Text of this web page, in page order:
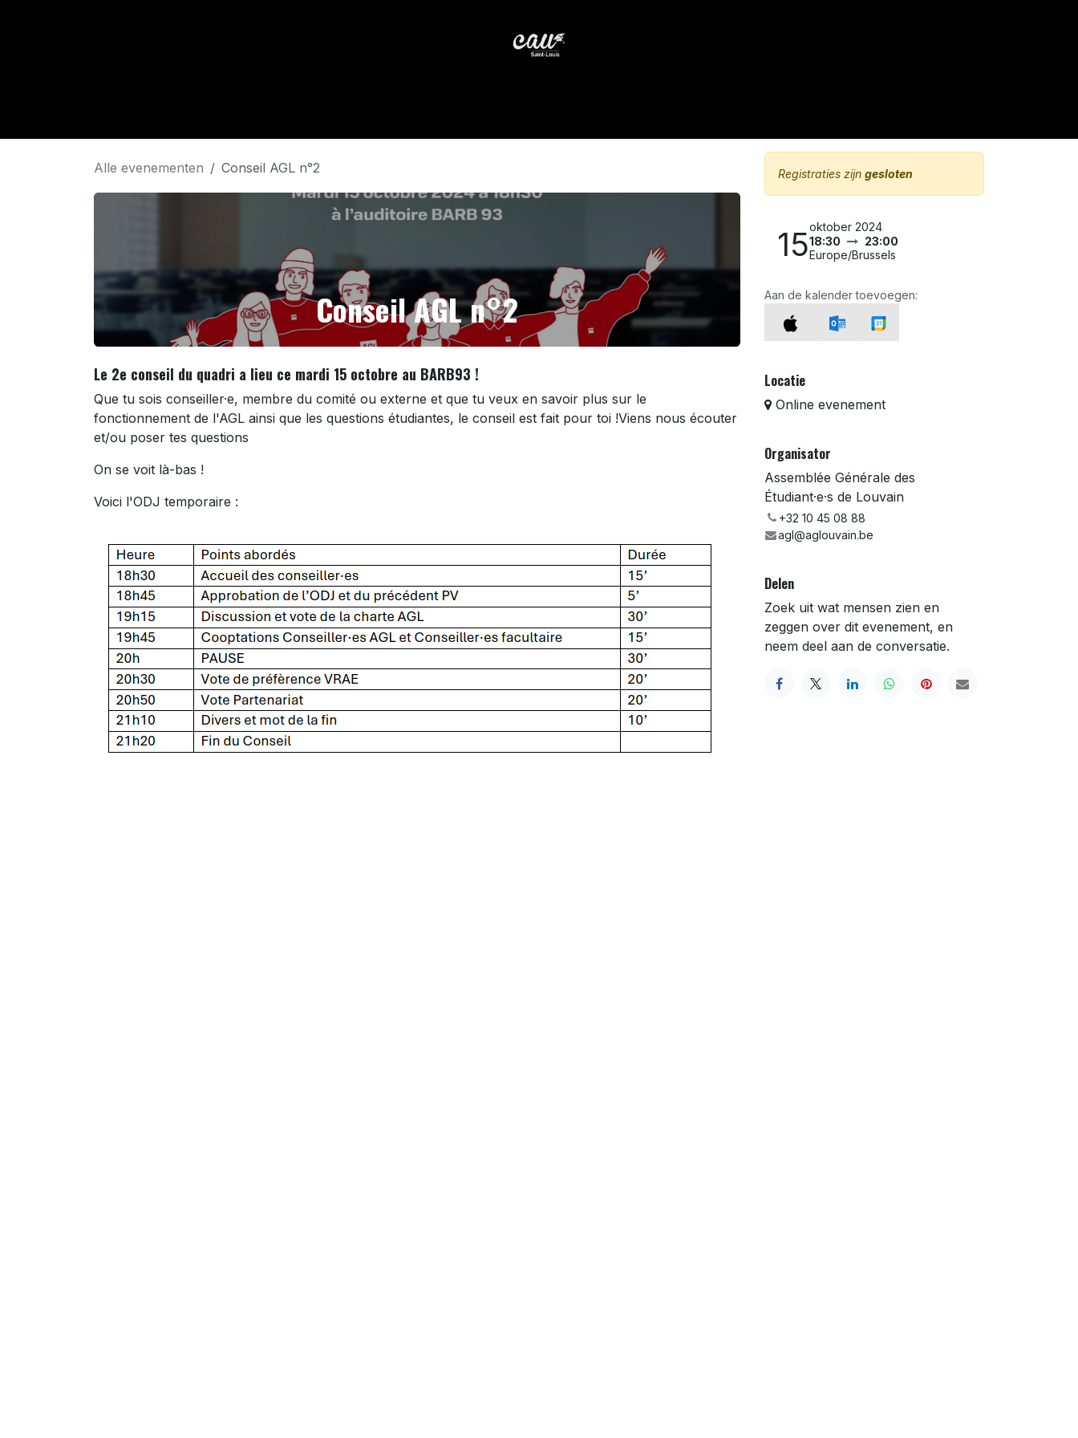
Alle evenementen Conseil AGL n°2
Conseil AGL n°2
Le 2e conseil du quadri a lieu ce mardi 15 octobre au BARB93 !
Que tu sois conseiller·e, membre du comité ou externe et que tu veux en savoir plus sur le
fonctionnement de l'AGL ainsi que les questions étudiantes, le conseil est fait pour toi !Viens nous écouter
et/ou poser tes questions
On se voit là-bas !
Voici l'ODJ temporaire :
Registraties zijn gesloten
15oktober 2024
18:30
23:00
Europe/Brussels
Aan de kalender toevoegen:
Locatie
Online evenement
Organisator
Assemblée Générale des
Étudiant·e·s de Louvain
+32 10 45 08 88
agl@aglouvain.be
Delen
Zoek uit wat mensen zien en
zeggen over dit evenement, en
neem deel aan de conversatie.